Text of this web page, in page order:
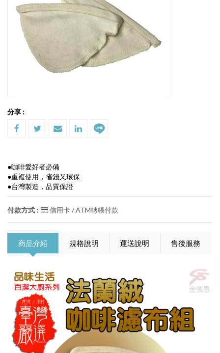
分享 :
●咖啡愛好者必備
●重複使用，省錢又環保
●台灣製造，品質保證
付款方式 : 信用卡 / ATM轉帳付款
商品介紹 規格說明 運送說明 售後服務